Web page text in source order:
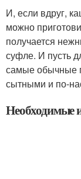
И, если вдруг,
можно
получается
суфле. И пусть
самые обычные
сытными и по-
Необходимые